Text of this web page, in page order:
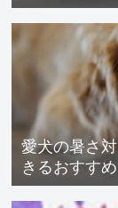
愛犬の暑さ
きるおすす